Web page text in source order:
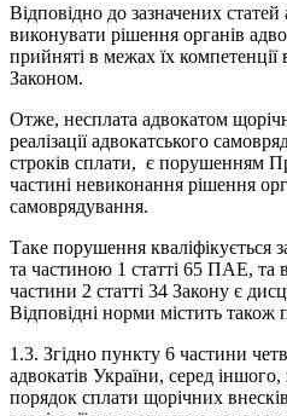
Відповідно до зазначених статей
виконувати рішення органів
прийняті в межах їх компетенції
Законом.
Отже, несплата адвокатом
реалізації адвокатського
строків сплати, є порушенням
частині невиконання рішення
самоврядування.
Таке порушення кваліфікується
та частиною 1 статті 65 ПАЕ, та
частини 2 статті 34 Закону є
Відповідні норми містить
1.3. Згідно пункту 6 частини
адвокатів України, серед
порядок сплати щорічних